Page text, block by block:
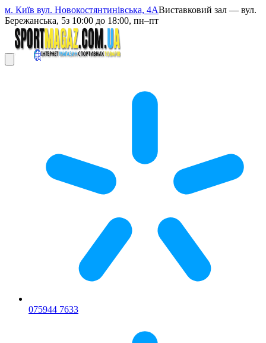
м. Київ вул. Новокостянтинівська, 4АВиставковий зал — вул.
Бережанська, 5з 10:00 до 18:00, пн–пт
075944 7633